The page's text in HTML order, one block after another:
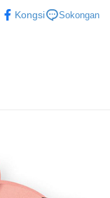
NT$1,300 atau lebih
酒
■🇯🇵日貨專區✈
Kongsi Sokongan